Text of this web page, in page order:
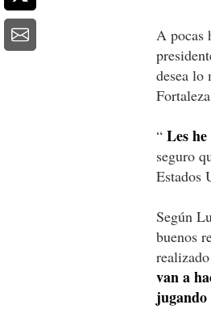
A pocas
desea lo
“ Les
seguro
Estados
Según
buenos
van a